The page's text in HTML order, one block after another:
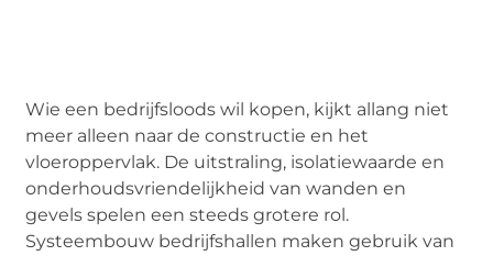
Wie een bedrijfsloods wil kopen, kijkt allang niet
meer alleen naar de constructie en het
vloeroppervlak. De uitstraling, isolatiewaarde en
onderhoudsvriendelijkheid van wanden en
gevels spelen een steeds grotere rol.
Systeembouw bedrijfshallen maken gebruik van